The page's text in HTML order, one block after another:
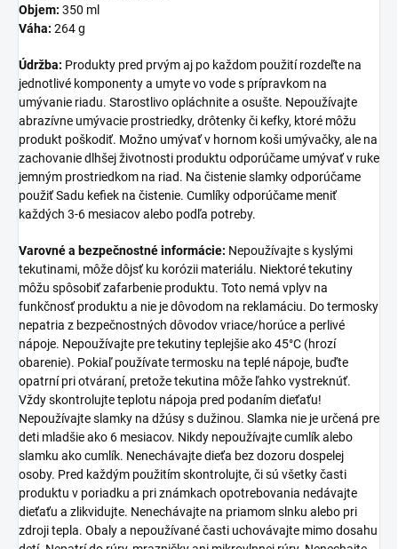
Objem: 350 ml
Váha: 264 g
Údržba: Produkty pred prvým aj po každom použití rozdeľte na
jednotlivé komponenty a umyte vo vode s prípravkom na
umývanie riadu. Starostlivo opláchnite a osušte. Nepoužívajte
abrazívne umývacie prostriedky, drôtenky či kefky, ktoré môžu
produkt poškodiť. Možno umývať v hornom koši umývačky, ale na
zachovanie dlhšej životnosti produktu odporúčame umývať v ruke
jemným prostriedkom na riad. Na čistenie slamky odporúčame
použiťSadu kefiek na čistenie. Cumlíky odporúčame meniť
každých 3-6 mesiacov alebo podľa potreby.
Varovné a bezpečnostné informácie: Nepoužívajte s kyslými
tekutinami, môže dôjsť ku korózii materiálu. Niektoré tekutiny
môžu spôsobiť zafarbenie produktu. Toto nemá vplyv na
funkčnosť produktu a nie je dôvodom na reklamáciu. Do termosky
nepatria z bezpečnostných dôvodov vriace/horúce a perlivé
nápoje. Nepoužívajte pre tekutiny teplejšie ako 45°C (hrozí
obarenie). Pokiaľ používate termosku na teplé nápoje, buďte
opatrní pri otváraní, pretože tekutina môže ľahko vystreknúť.
Vždy skontrolujte teplotu nápoja pred podaním dieťaťu!
Nepoužívajte slamky na džúsy s dužinou. Slamka nie je určená pre
deti mladšie ako 6 mesiacov. Nikdy nepoužívajte cumlík alebo
slamku ako cumlík. Nenechávajte dieťa bez dozoru dospelej
osoby. Pred každým použitím skontrolujte, či sú všetky časti
produktu v poriadku a pri známkach opotrebovania nedávajte
dieťaťu a zlikvidujte. Nenechávajte na priamom slnku alebo pri
zdroji tepla. Obaly a nepoužívané časti uchovávajte mimo dosahu